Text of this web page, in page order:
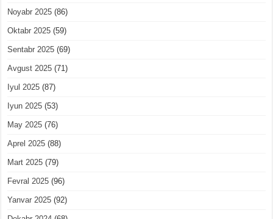
Noyabr 2025 (86)
Oktabr 2025 (59)
Sentabr 2025 (69)
Avgust 2025 (71)
Iyul 2025 (87)
Iyun 2025 (53)
May 2025 (76)
Aprel 2025 (88)
Mart 2025 (79)
Fevral 2025 (96)
Yanvar 2025 (92)